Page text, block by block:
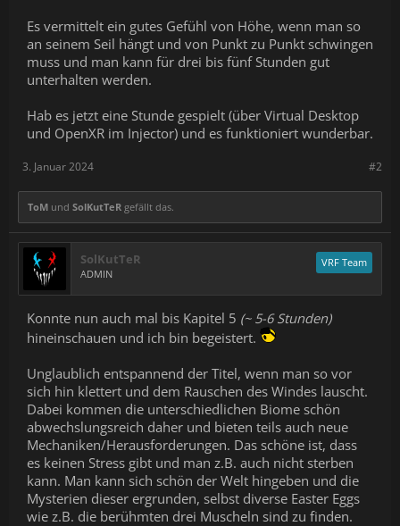
Es vermittelt ein gutes Gefühl von Höhe, wenn man so
an seinem Seil hängt und von Punkt zu Punkt schwingen
muss und man kann für drei bis fünf Stunden gut
unterhalten werden.
Hab es jetzt eine Stunde gespielt (über Virtual Desktop
und OpenXR im Injector) und es funktioniert wunderbar.
#2
3. Januar 2024
ToM und SolKutTeR gefällt das.
SolKutTeR
ADMIN
VRF Team
Konnte nun auch mal bis Kapitel 5 (~ 5-6 Stunden)
hineinschauen und ich bin begeistert.
Unglaublich entspannend der Titel, wenn man so vor
sich hin klettert und dem Rauschen des Windes lauscht.
Dabei kommen die unterschiedlichen Biome schön
abwechslungsreich daher und bieten teils auch neue
Mechaniken/Herausforderungen. Das schöne ist, dass
es keinen Stress gibt und man z.B. auch nicht sterben
kann. Man kann sich schön der Welt hingeben und die
Mysterien dieser ergrunden, selbst diverse Easter Eggs
wie z.B. die berühmten drei Muscheln sind zu finden.